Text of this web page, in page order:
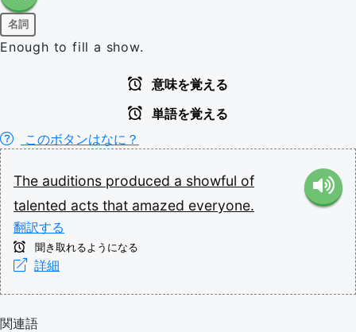
名詞
Enough to fill a show.
意味を覚える
単語を覚える
このボタンはなに？
The auditions produced a showful of
talented acts that amazed everyone.
翻訳する
聞き取れるようになる
詳細
関連語